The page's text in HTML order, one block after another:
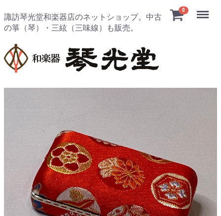
諏訪琴光堂和楽器店のネットショップ。中古
の箏（琴）・三絃（三味線）も販売。
0 Menu